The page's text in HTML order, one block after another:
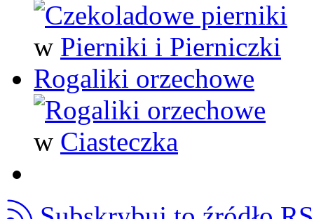
w Pierniki i Pierniczki
Rogaliki orzechowe
w Ciasteczka